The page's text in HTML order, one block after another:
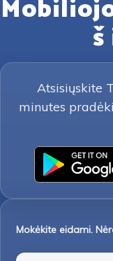
Atsisiųskite
minutes
Mokėkite eidami.